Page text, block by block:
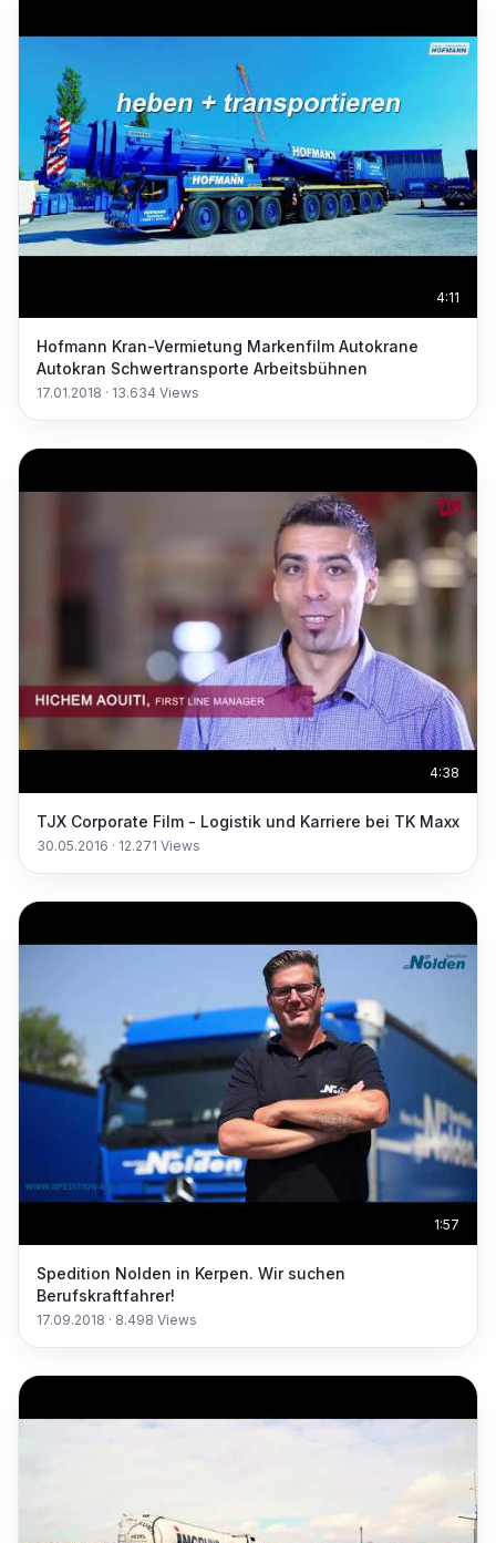
4:11
Hofmann Kran-Vermietung Markenfilm Autokrane
Autokran Schwertransporte Arbeitsbühnen
17.01.2018 · 13.634 Views
4:38
TJX Corporate Film - Logistik und Karriere bei TK Maxx
30.05.2016 · 12.271 Views
1:57
Spedition Nolden in Kerpen. Wir suchen
Berufskraftfahrer!
17.09.2018 · 8.498 Views